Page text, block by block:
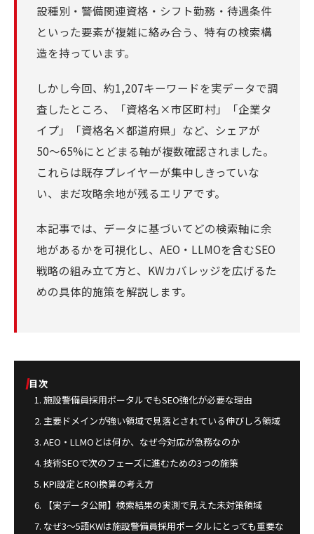
設種別・警備関連資格・シフト勤務・待遇条件
といった要素が複雑に絡み合う、特有の検索構
造を持っています。
しかし今回、約1,207キーワードを実データで調
査したところ、「資格名×市区町村」「企業タ
イプ」「資格名×都道府県」など、シェアが
50〜65%にとどまる軸が複数確認されました。
これらは既存プレイヤーが集中しきっていな
い、まだ攻略余地が残るエリアです。
本記事では、データに基づいてどの検索軸に余
地があるかを可視化し、AEO・LLMOを含むSEO
戦略の組み立て方と、KWカバレッジを広げるた
めの具体的施策を解説します。
目次
施設警備員採用ポータルでもSEO強化が必要な理由
主要ドメインが強い領域で見落とされている伸びしろ領域
AEO・LLMOとは何か、なぜ今対応が急務なのか
技術SEOで次のフェーズに進むための3つの施策
KPI設定とROI換算の考え方
【実データ公開】検索結果の実測で見えた未対策領域
なぜ3〜5語KWは施設警備員採用ポータルにとっても重要な